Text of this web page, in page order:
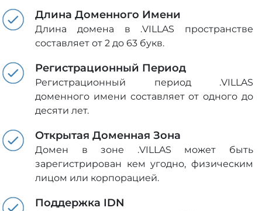
Длина Доменного Имени
Длина домена в .VILLAS пространстве
составляет от 2 до 63 букв.
Регистрационный Период
Регистрационный период .VILLAS
доменного имени составляет от одного до
десяти лет.
Открытая Доменная Зона
Домен в зоне .VILLAS может быть
зарегистрирован кем угодно, физическим
лицом или корпорацией.
Поддержка IDN